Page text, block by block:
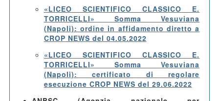
«LICEO SCIENTIFICO CLASSICO E.
TORRICELLI» Somma Vesuviana
(Napoli): ordine in affidamento diretto a
CROP NEWS del 04.05.2022
«LICEO SCIENTIFICO CLASSICO E.
TORRICELLI» Somma Vesuviana
(Napoli): certificato di regolare
esecuzione CROP NEWS del 29.06.2022